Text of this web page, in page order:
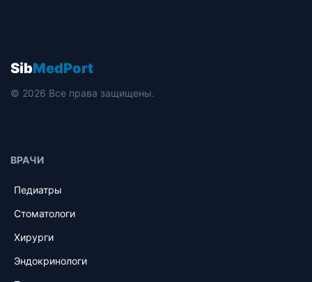
SibMedPort
© 2026 Все права защищены.
ВРАЧИ
Педиатры
Стоматологи
Хирурги
Эндокринологи